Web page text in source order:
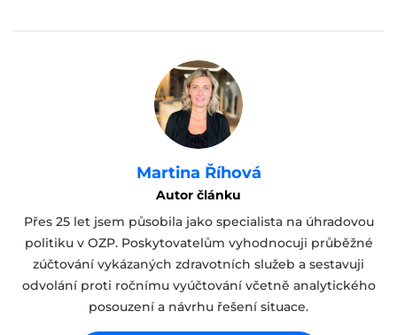
Martina Říhová
Autor článku
Přes 25 let jsem působila jako specialista na úhradovou
politiku v OZP. Poskytovatelům vyhodnocuji průběžné
zúčtování vykázaných zdravotních služeb a sestavuji
odvolání proti ročnímu vyúčtování včetně analytického
posouzení a návrhu řešení situace.